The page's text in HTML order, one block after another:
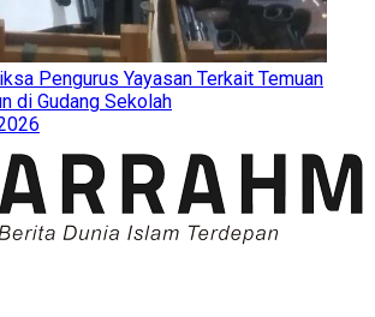
Pengurus Yayasan Terkait Temuan
di Gudang Sekolah